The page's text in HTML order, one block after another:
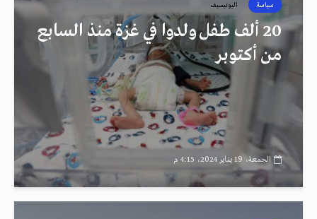
سياسة اليونيسيف
20 ألف طفل ولدوا في غزة منذ السابع
من أكتوبر
الجمعة، 19 يناير 2024، 4:15 م